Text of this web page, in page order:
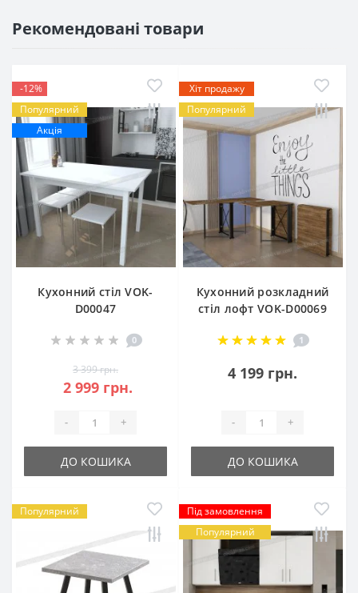
Рекомендовані товари
-12%
Популярний
Акція
Кухонний стіл VOK-
D00047
0
3 399 грн.
2 999 грн.
- +
ДО КОШИКА
Хіт продажу
Популярний
Кухонний розкладний
стіл лофт VOK-D00069
1
4 199 грн.
- +
ДО КОШИКА
Популярний
Під замовлення
Популярний